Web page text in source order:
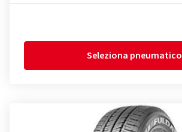
Seleziona pneumatico